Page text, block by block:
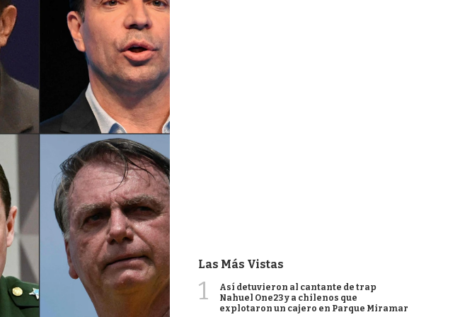
Las Más Vistas
1
Así detuvieron al cantante de trap
Nahuel One23 y a chilenos que
explotaron un cajero en Parque Miramar